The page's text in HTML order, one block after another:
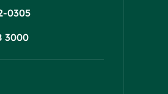
0305
3000